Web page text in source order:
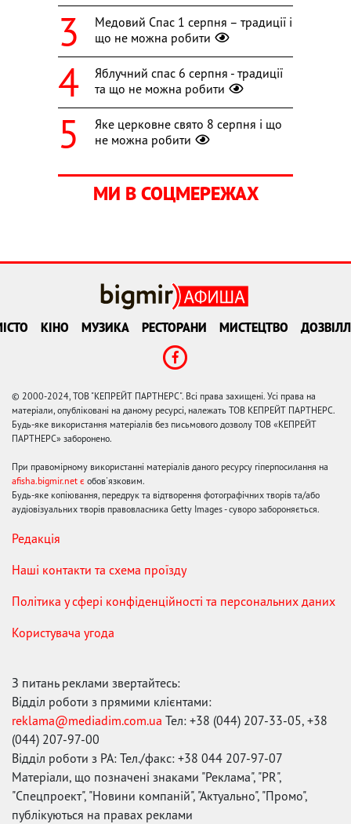
Медовий Спас 1 серпня – традиції і
що не можна робити
Яблучний спас 6 серпня - традиції
та що не можна робити
Яке церковне свято 8 серпня і що
не можна робити
МИ В СОЦМЕРЕЖАХ
КІНО МУЗИКА РЕСТОРАНИ МИСТЕЦТВО
© 2000-2024, ТОВ "КЕПРЕЙТ ПАРТНЕРС". Всі права захищені. Усі права на
матеріали, опубліковані на даному ресурсі, належать ТОВ КЕПРЕЙТ ПАРТНЕРС.
Будь-яке використання матеріалів без письмового дозволу ТОВ «КЕПРЕЙТ
ПАРТНЕРС» заборонено.
При правомірному використанні матеріалів даного ресурсу гіперпосилання на
afisha.bigmir.net є обов'язковим.
Будь-яке копіювання, передрук та відтворення фотографічних творів та/або
аудіовізуальних творів правовласника Getty Images - суворо забороняється.
Редакція
Наші контакти та схема проїзду
Політика у сфері конфіденційності та персональних даних
Користувача угода
З питань реклами звертайтесь:
Відділ роботи з прямими клієнтами:
reklama@mediadim.com.ua Тел: +38 (044) 207-33-05, +38
(044) 207-97-00
Відділ роботи з РА: Тел./факс: +38 044 207-97-07
Матеріали, що позначені знаками "Реклама", "PR",
"Спецпроект", "Новини компаній", "Актуально", "Промо",
публікуються на правах реклами